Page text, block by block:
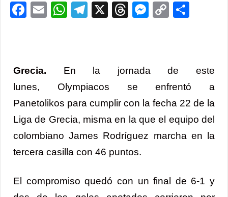
Facebook
EmailWhatsApp
Telegram
X ThreadsCopy
Grecia. En la jornada de este
lunes, Olympiacos se enfrentó a
Panetolikos para cumplir con la fecha 22 de la
Liga de Grecia, misma en la que el equipo del
colombiano James Rodríguez marcha en la
tercera casilla con 46 puntos.
El compromiso quedó con un final de 6-1 y